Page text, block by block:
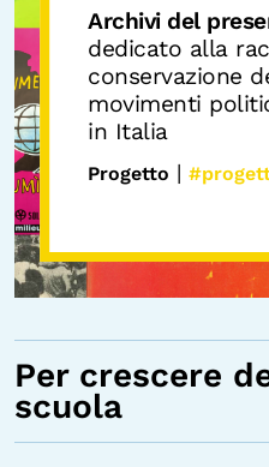
Archivi del
dedicato alla
conservazione
movimenti
in Italia
Progetto |
Per crescere
scuola